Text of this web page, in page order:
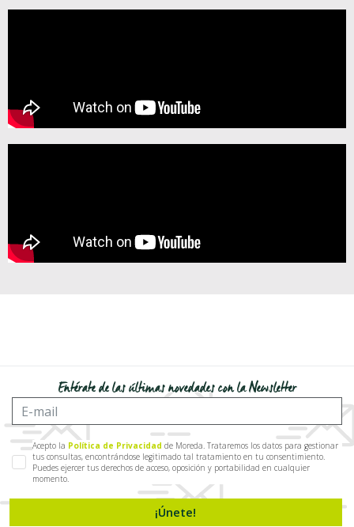
Entérate de las últimas novedades con la Newsletter
Acepto la Política de Privacidad de Moreda. Trataremos los datos para gestionar
tus consultas, encontrándose legitimado tal tratamiento en tu consentimiento.
Puedes ejercer tus derechos de acceso, oposición y portabilidad en cualquier
momento.
¡Únete!